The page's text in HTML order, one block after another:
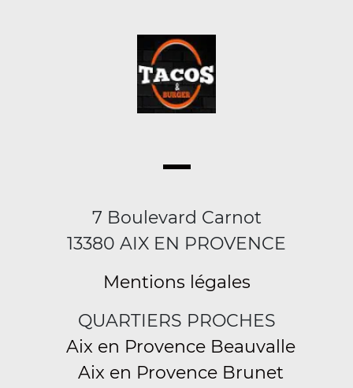
7 Boulevard Carnot
13380 AIX EN PROVENCE
Mentions légales
QUARTIERS PROCHES
Aix en Provence Beauvalle
Aix en Provence Brunet